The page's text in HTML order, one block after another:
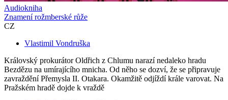
Audiokniha
Znamení rožmberské růže
CZ
Vlastimil Vondruška
Královský prokurátor Oldřich z Chlumu narazí nedaleko hradu
Bezdězu na umírajícího mnicha. Od něho se dozví, že se připravuje
zavraždění Přemysla II. Otakara. Okamžitě odjíždí krále varovat. Na
Pražském hradě dojde k vraždě